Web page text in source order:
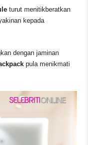
turut menitikberatkan
kepada
dengan jaminan
pula menikmati